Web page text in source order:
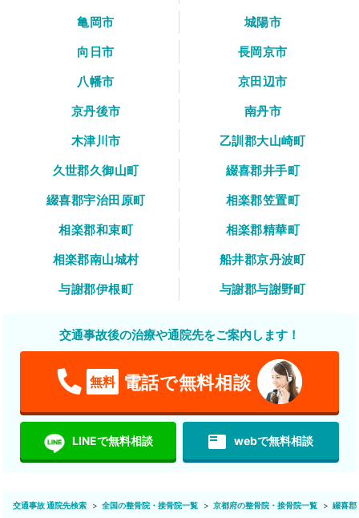
亀岡市
城陽市
向日市
長岡京市
八幡市
京田辺市
京丹後市
南丹市
木津川市
乙訓郡大山崎町
久世郡久御山町
綴喜郡井手町
綴喜郡宇治田原町
相楽郡笠置町
相楽郡和束町
相楽郡精華町
相楽郡南山城村
船井郡京丹波町
与謝郡伊根町
与謝郡与謝野町
交通事故後の治療や通院先をご案内します！
無料 電話で無料相談
LINEで無料相談 featured_play_list webで無料相談
交通事故 通院先検索 全国の整骨院・接骨院一覧 京都府の整骨院・接骨院一覧 綴喜郡